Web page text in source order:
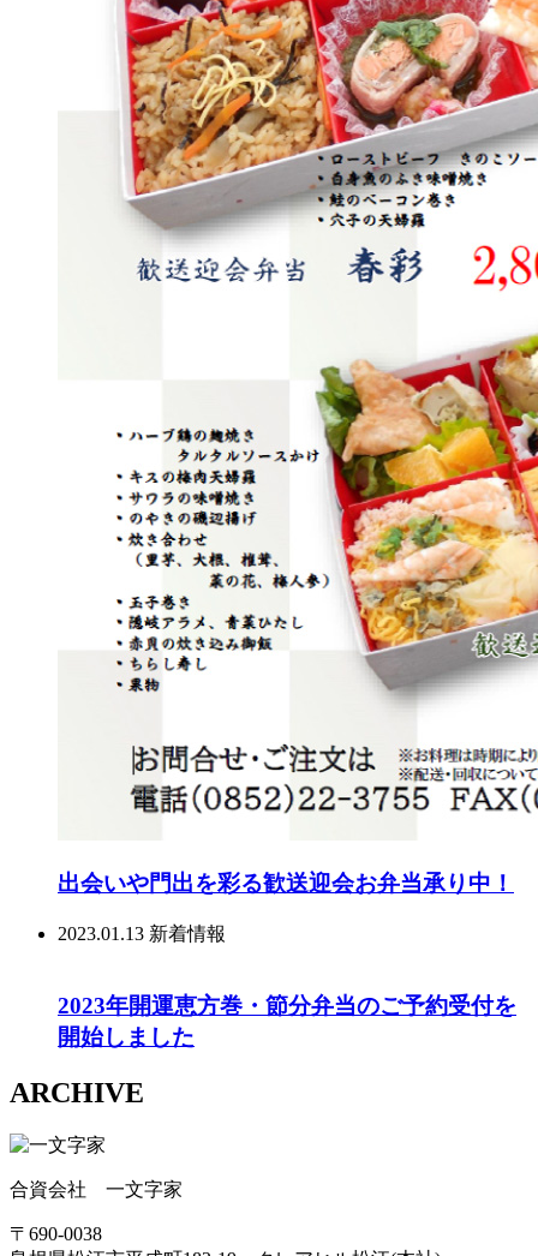
出会いや門出を彩る歓送迎会お弁当承り中！
2023.01.13 新着情報
2023年開運恵方巻・節分弁当のご予約受付を
開始しました
ARCHIVE
合資会社 一文字家
〒690-0038